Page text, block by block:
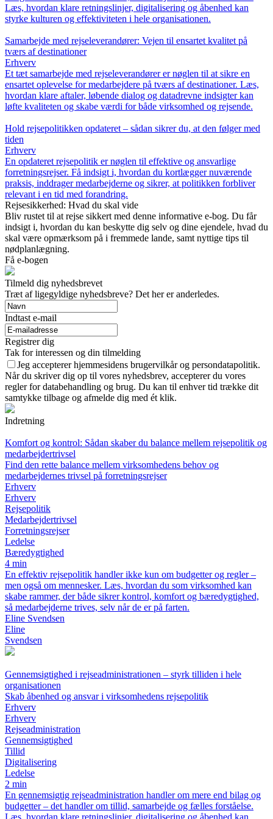
Læs, hvordan klare retningslinjer, digitalisering og åbenhed kan
styrke kulturen og effektiviteten i hele organisationen.
Samarbejde med rejseleverandører: Vejen til ensartet kvalitet på
tværs af destinationer
Erhverv
Et tæt samarbejde med rejseleverandører er nøglen til at sikre en
ensartet oplevelse for medarbejdere på tværs af destinationer. Læs,
hvordan klare aftaler, løbende dialog og datadrevne indsigter kan
løfte kvaliteten og skabe værdi for både virksomhed og rejsende.
Hold rejsepolitikken opdateret – sådan sikrer du, at den følger med
tiden
Erhverv
En opdateret rejsepolitik er nøglen til effektive og ansvarlige
forretningsrejser. Få indsigt i, hvordan du kortlægger nuværende
praksis, inddrager medarbejderne og sikrer, at politikken forbliver
relevant i en tid med forandring.
Rejsesikkerhed: Hvad du skal vide
Bliv rustet til at rejse sikkert med denne informative e-bog. Du får
indsigt i, hvordan du kan beskytte dig selv og dine ejendele, hvad du
skal være opmærksom på i fremmede lande, samt nyttige tips til
nødplanlægning.
Få e-bogen
Tilmeld dig nyhedsbrevet
Træt af ligegyldige nyhedsbreve? Det her er anderledes.
Indtast e-mail
Registrer dig
Tak for interessen og din tilmelding
Jeg accepterer hjemmesidens brugervilkår og persondatapolitik.
Når du skriver dig op til vores nyhedsbrev, accepterer du vores
regler for databehandling og brug. Du kan til enhver tid trække dit
samtykke tilbage og afmelde dig med ét klik.
Indretning
Komfort og kontrol: Sådan skaber du balance mellem rejsepolitik og
medarbejdertrivsel
Find den rette balance mellem virksomhedens behov og
medarbejdernes trivsel på forretningsrejser
Erhverv
Erhverv
Rejsepolitik
Medarbejdertrivsel
Forretningsrejser
Ledelse
Bæredygtighed
4 min
En effektiv rejsepolitik handler ikke kun om budgetter og regler –
men også om mennesker. Læs, hvordan du som virksomhed kan
skabe rammer, der både sikrer kontrol, komfort og bæredygtighed,
så medarbejderne trives, selv når de er på farten.
Eline Svendsen
Eline
Svendsen
Gennemsigtighed i rejseadministrationen – styrk tilliden i hele
organisationen
Skab åbenhed og ansvar i virksomhedens rejsepolitik
Erhverv
Erhverv
Rejseadministration
Gennemsigtighed
Tillid
Digitalisering
Ledelse
2 min
En gennemsigtig rejseadministration handler om mere end bilag og
budgetter – det handler om tillid, samarbejde og fælles forståelse.